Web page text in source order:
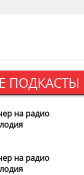
ПОДКАСТЫ
на радио
на радио